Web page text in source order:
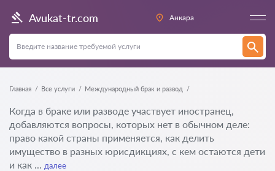
Avukat-tr.com Анкара
Главная Все услуги Международный брак и развод
Когда в браке или разводе участвует иностранец,
добавляются вопросы, которых нет в обычном деле:
право какой страны применяется, как делить
имущество в разных юрисдикциях, с кем остаются дети
и как ... далее